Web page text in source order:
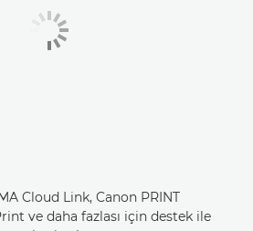
Cloud Link, Canon PRINT
ve daha fazlası için destek ile